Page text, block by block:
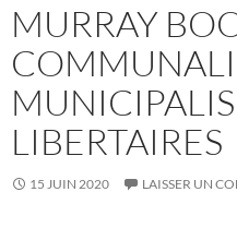
MURRAY
LIBERTAIRES
15 JUIN 2020 LAISSER UN